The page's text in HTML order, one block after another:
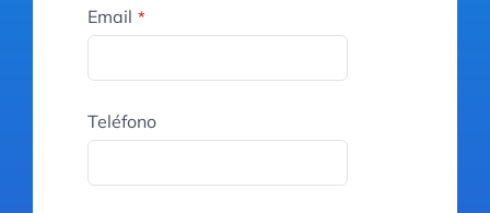
Email *
Teléfono